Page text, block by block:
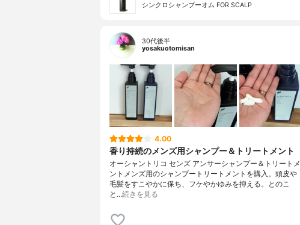
シンクロシャンプーオム FOR SCALP
30代後半
yosakuotomisan
4.00
香り持続のメンズ用シャンプー＆トリートメント
オーシャントリコ センズ アンサーシャンプー＆トリートメ
ントメンズ用のシャンプートリートメントを購入。頭皮や
毛髪をすこやかに保ち、フケやかゆみを抑える。とのこ
と…続きを見る